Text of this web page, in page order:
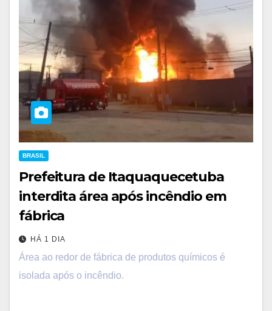
BRASIL
Prefeitura de Itaquaquecetuba
interdita área após incêndio em
fábrica
HÁ 1 DIA
Área ao redor de fábrica de produtos químicos é
isolada após o incêndio.